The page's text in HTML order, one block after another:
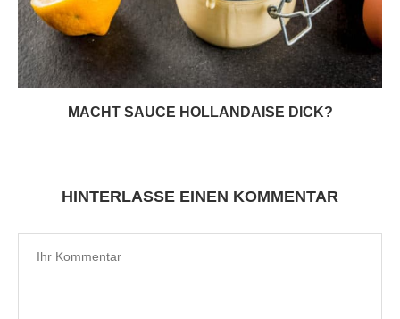
MACHT SAUCE HOLLANDAISE DICK?
HINTERLASSE EINEN KOMMENTAR